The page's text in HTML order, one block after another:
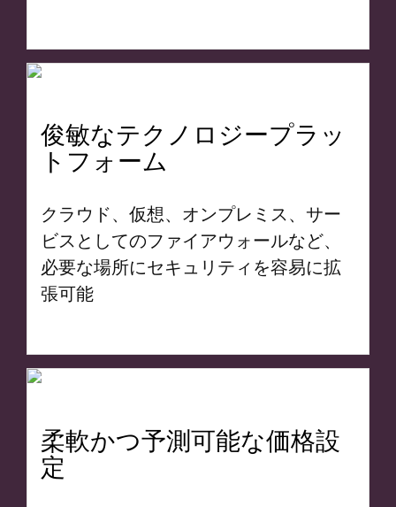
俊敏なテクノロジープラッ
トフォーム
クラウド、仮想、オンプレミス、サー
ビスとしてのファイアウォールなど、
必要な場所にセキュリティを容易に拡
張可能
柔軟かつ予測可能な価格設
定